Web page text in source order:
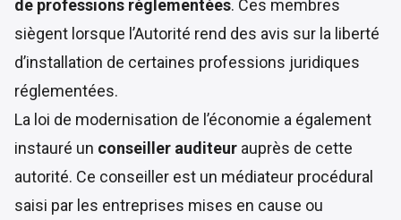
de professions réglementées. Ces membres
siègent lorsque l’Autorité rend des avis sur la liberté
d’installation de certaines professions juridiques
réglementées.
La loi de modernisation de l’économie a également
instauré un conseiller auditeur auprès de cette
autorité. Ce conseiller est un médiateur procédural
saisi par les entreprises mises en cause ou